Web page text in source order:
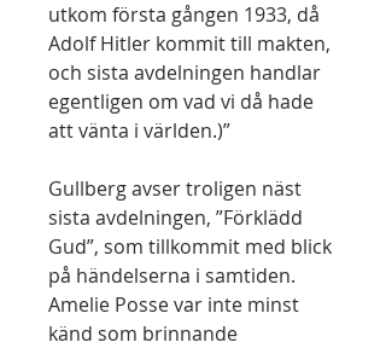
utkom första gången 1933, då
Adolf Hitler kommit till makten,
och sista avdelningen handlar
egentligen om vad vi då hade
att vänta i världen.)”
Gullberg avser troligen näst
sista avdelningen, ”Förklädd
Gud”, som tillkommit med blick
på händelserna i samtiden.
Amelie Posse var inte minst
känd som brinnande